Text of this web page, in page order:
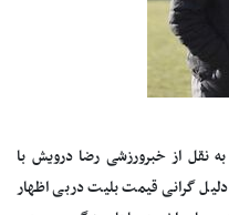
نقل از خبرورزشی رضا درویش با
گرانی قیمت بلیت دربی اظهار